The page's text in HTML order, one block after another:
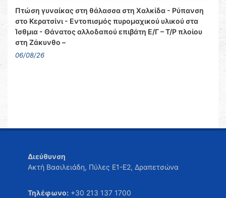
Πτώση γυναίκας στη θάλασσα στη Χαλκίδα - Ρύπανση
στο Κερατσίνι - Εντοπισμός πυρομαχικού υλικού στα
Ίσθμια - Θάνατος αλλοδαπού επιβάτη Ε/Γ – Τ/Ρ πλοίου
στη Ζάκυνθο –
06/08/26
Διεύθυνση
Ακτή Βασιλειάδη, Πύλες Ε1-Ε2, Δραπετσώνα
Τηλέφωνο: +30 213 137 1700